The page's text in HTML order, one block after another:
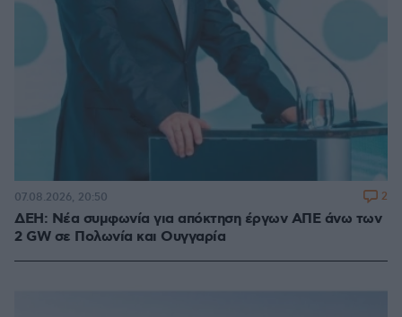
ΔΕΗ: Νέα συμφωνία για απόκτηση έργων ΑΠΕ άνω των
2 GW σε Πολωνία και Ουγγαρία
07.08.2026, 20:50 2